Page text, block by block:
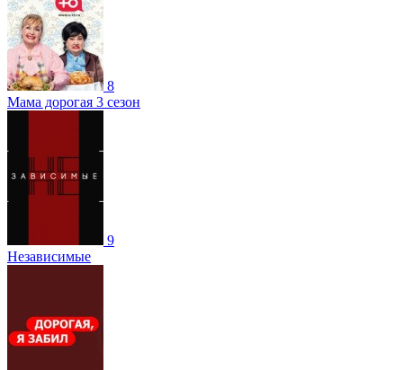
8
Мама дорогая 3 сезон
9
Независимые